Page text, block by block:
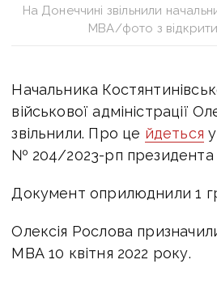
На Донеччині звільнили
МВА/фото з
Начальника
військової адміністрації
звільнили. Про це йдеться
№ 204/2023-рп президента
Документ оприлюднили 1
Олексія Рослова
МВА 10 квітня 2022 року.